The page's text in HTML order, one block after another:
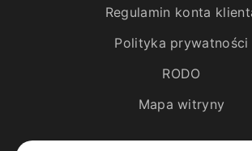
Regulamin konta
Polityka prywatności
RODO
Mapa witryny